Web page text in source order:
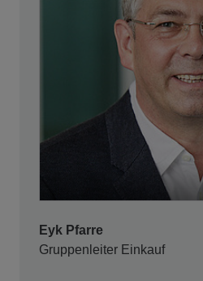
Eyk Pfarre
Gruppenleiter Einkauf